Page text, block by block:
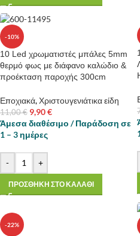
-10%
10 Led χρωματιστές μπάλες 5mm
θερμό φως με διάφανο καλώδιο &
προέκταση παροχής 300cm
Εποχιακά,Χριστουγενιάτικα είδη
11,00€ 9,90€
Άμεσα διαθέσιμο / Παράδοση σε
1 – 3 ημέρες
- +
ΠΡΟΣΘΗΚΗ ΣΤΟ ΚΑΛΑΘΙ
-22%